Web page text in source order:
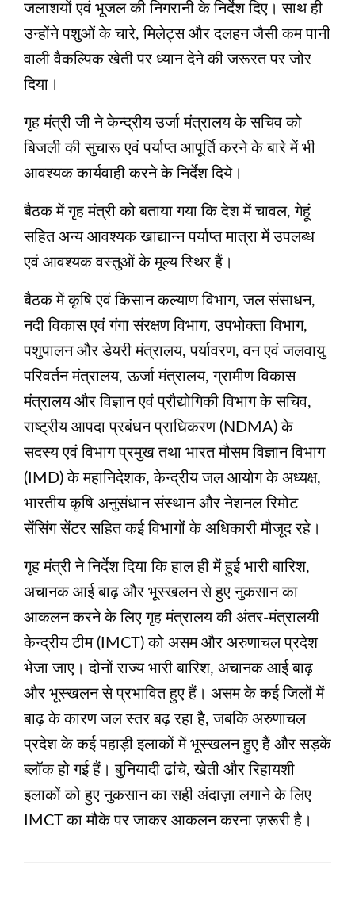
जलाशयों एवं भूजल की निगरानी के निर्देश दिए। साथ ही
उन्होंने पशुओं के चारे, मिलेट्स और दलहन जैसी कम पानी
वाली वैकल्पिक खेती पर ध्यान देने की जरूरत पर जोर
दिया।
गृह मंत्री जी ने केन्द्रीय उर्जा मंत्रालय के सचिव को
बिजली की सुचारू एवं पर्याप्त आपूर्ति करने के बारे में भी
आवश्यक कार्यवाही करने के निर्देश दिये।
बैठक में गृह मंत्री को बताया गया कि देश में चावल, गेहूं
सहित अन्य आवश्यक खाद्यान्न पर्याप्त मात्रा में उपलब्ध
एवं आवश्यक वस्तुओं के मूल्य स्थिर हैं।
बैठक में कृषि एवं किसान कल्याण विभाग, जल संसाधन,
नदी विकास एवं गंगा संरक्षण विभाग, उपभोक्ता विभाग,
पशुपालन और डेयरी मंत्रालय, पर्यावरण, वन एवं जलवायु
परिवर्तन मंत्रालय, ऊर्जा मंत्रालय, ग्रामीण विकास
मंत्रालय और विज्ञान एवं प्रौद्योगिकी विभाग के सचिव,
राष्ट्रीय आपदा प्रबंधन प्राधिकरण (NDMA) के
सदस्य एवं विभाग प्रमुख तथा भारत मौसम विज्ञान विभाग
(IMD) के महानिदेशक, केन्द्रीय जल आयोग के अध्यक्ष,
भारतीय कृषि अनुसंधान संस्थान और नेशनल रिमोट
सेंसिंग सेंटर सहित कई विभागों के अधिकारी मौजूद रहे।
गृह मंत्री ने निर्देश दिया कि हाल ही में हुई भारी बारिश,
अचानक आई बाढ़ और भूस्खलन से हुए नुकसान का
आकलन करने के लिए गृह मंत्रालय की अंतर-मंत्रालयी
केन्द्रीय टीम (IMCT) को असम और अरुणाचल प्रदेश
भेजा जाए। दोनों राज्य भारी बारिश, अचानक आई बाढ़
और भूस्खलन से प्रभावित हुए हैं। असम के कई जिलों में
बाढ़ के कारण जल स्तर बढ़ रहा है, जबकि अरुणाचल
प्रदेश के कई पहाड़ी इलाकों में भूस्खलन हुए हैं और सड़कें
ब्लॉक हो गई हैं। बुनियादी ढांचे, खेती और रिहायशी
इलाकों को हुए नुकसान का सही अंदाज़ा लगाने के लिए
IMCT का मौके पर जाकर आकलन करना ज़रूरी है।